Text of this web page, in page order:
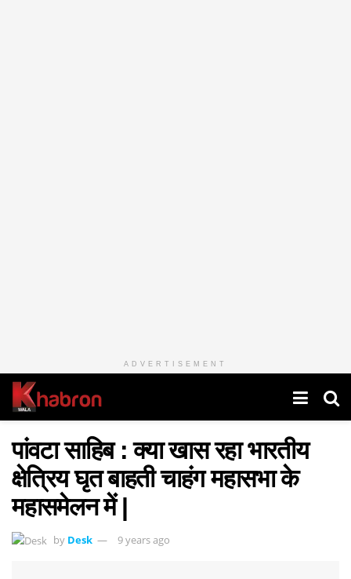
ADVERTISEMENT
पांवटा साहिब : क्या खास रहा भारतीय
क्षेत्रिय घृत बाहती चाहंग महासभा के
महासमेलन में |
by Desk 9 years ago